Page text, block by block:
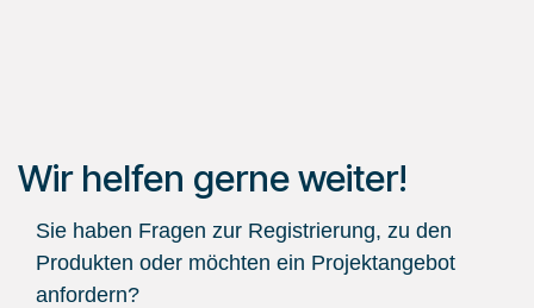
Wir helfen gerne weiter!
Sie haben Fragen zur Registrierung, zu den
Produkten oder möchten ein Projektangebot
anfordern?